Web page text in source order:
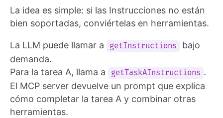
La idea es simple: si las Instrucciones no están
bien soportadas, conviértelas en herramientas.
La LLM puede llamar a getInstructions
bajo
demanda.
Para la tarea A, llama a
getTaskAInstructions .
El MCP server devuelve un prompt que explica
cómo completar la tarea A y combinar otras
herramientas.